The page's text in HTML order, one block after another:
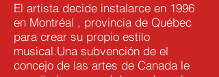
El artista decide instalarce en 1996
en Montréal , provincia de Québec
para crear su propio estilo
musical.Una subvención de el
concejo de las artes de Canada le